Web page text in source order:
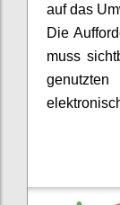
auf das
Die
muss